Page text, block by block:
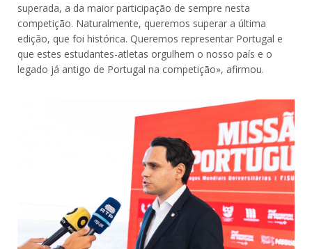
superada, a da maior participação de sempre nesta
competição. Naturalmente, queremos superar a última
edição, que foi histórica. Queremos representar Portugal e
que estes estudantes-atletas orgulhem o nosso país e o
legado já antigo de Portugal na competição», afirmou.